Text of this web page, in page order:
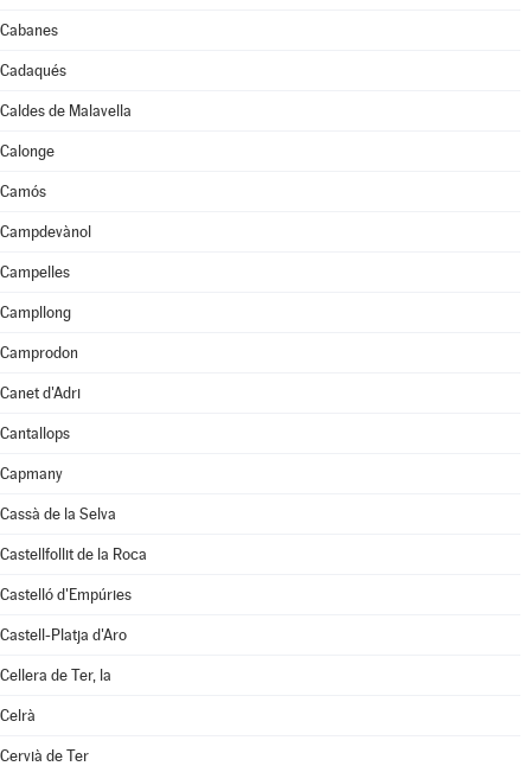
Cabanes
Cadaqués
Caldes de Malavella
Calonge
Camós
Campdevànol
Campelles
Campllong
Camprodon
Canet d'Adri
Cantallops
Capmany
Cassà de la Selva
Castellfollit de la Roca
Castelló d'Empúries
Castell-Platja d'Aro
Cellera de Ter, la
Celrà
Cervià de Ter